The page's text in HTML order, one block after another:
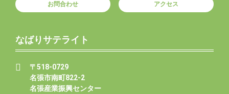
お問合わせ アクセス
なばりサテライト
〒518-0729
名張市南町822-2
名張産業振興センター